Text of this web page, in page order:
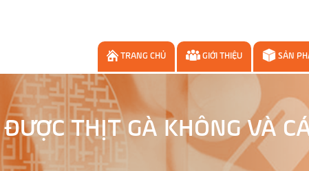
TRANG CHỦ GIỚI THIỆU SẢN
THỊT GÀ KHÔNG VÀ